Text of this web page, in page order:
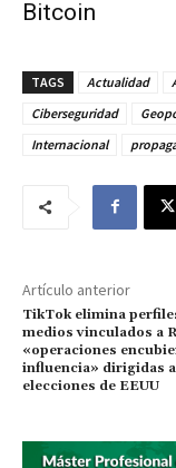
Bitcoin
TAGS Actualidad
Ciberseguridad
Internacional
Artículo anterior
TikTok elimina
medios vinculados a
«operaciones
influencia» dirigidas
elecciones de EEUU